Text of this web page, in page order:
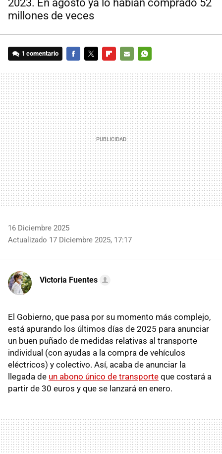
2023. En agosto ya lo habían comprado 52
millones de veces
1 comentario
MAIL
16 Diciembre 2025
Actualizado 17 Diciembre 2025, 17:17
Victoria Fuentes
El Gobierno, que pasa por su momento más complejo,
está apurando los últimos días de 2025 para anunciar
un buen puñado de medidas relativas al transporte
individual (con ayudas a la compra de vehículos
eléctricos) y colectivo. Así, acaba de anunciar la
llegada de un abono único de transporte que costará a
partir de 30 euros y que se lanzará en enero.